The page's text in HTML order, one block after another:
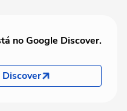
no Google Discover.